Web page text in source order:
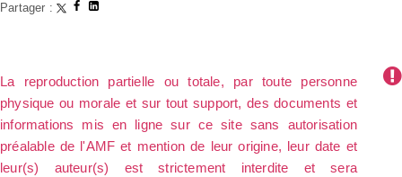
Partager :
La reproduction partielle ou totale, par toute personne
physique ou morale et sur tout support, des documents et
informations mis en ligne sur ce site sans autorisation
préalable de l'AMF et mention de leur origine, leur date et
leur(s) auteur(s) est strictement interdite et sera